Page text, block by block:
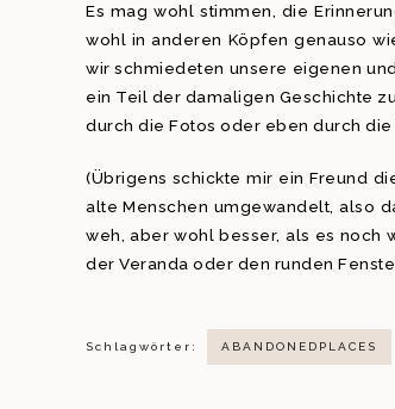
Es mag wohl stimmen, die
wohl in anderen Köpfen genauso
wir schmiedeten unsere eigenen
ein Teil der damaligen Geschichte
durch die Fotos oder eben durch die
(Übrigens schickte mir ein Freund
alte Menschen umgewandelt, also
weh, aber wohl besser, als es noch
der Veranda oder den runden
Schlagwörter: ABANDONEDPLACES